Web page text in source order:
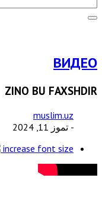
ВИДЕО
ZINO BU FAXSHDIR
muslim.uz
- تموز 11, 2024
increase font size